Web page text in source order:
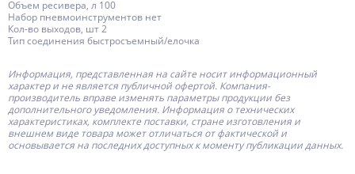
Объем ресивера, л 100
Набор пневмоинструментов нет
Кол-во выходов, шт 2
Тип соединения быстросъемный/елочка
Информация, представленная на сайте носит информационный
характер и не является публичной офертой. Компания-
производитель вправе изменять параметры продукции без
дополнительного уведомления. Информация о технических
характеристиках, комплекте поставки, стране изготовления и
внешнем виде товара может отличаться от фактической и
основывается на последних доступных к моменту публикации данных.